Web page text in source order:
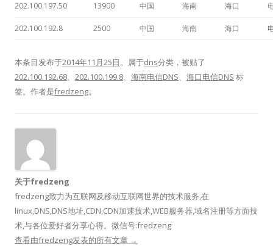
202.100.197.50 13900 中国 海南 海口
202.100.192.8 2500 中国 海南 海口
本条目发布于2014年11月25日。属于dns分类，被贴了
202.100.192.68、 202.100.199.8、 海南电信DNS、 海口电信DNS 标
签。 作者是fredzeng。
关于fredzeng
fredzeng致力为互联网及移动互联网世界的技术服务,在
linux,DNS,DNS地址,CDN,CDN加速技术,WEB服务器,域名注册等方面技
术,与各位爱好者分享心得。微信号:fredzeng
查看由fredzeng发表的所有文章 →